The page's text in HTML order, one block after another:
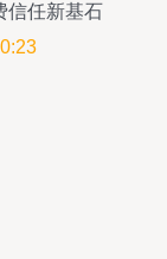
信任新基石